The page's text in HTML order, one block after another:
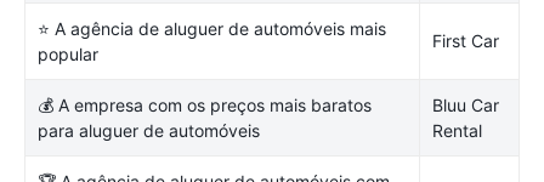
⭐ A agência de aluguer de automóveis mais
popular
First Car
💰 A empresa com os preços mais baratos
para aluguer de automóveis
Bluu Car
Rental